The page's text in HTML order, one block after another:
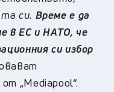
си. Време е да
в ЕС и НАТО, че
си избор
„Мediapool“.